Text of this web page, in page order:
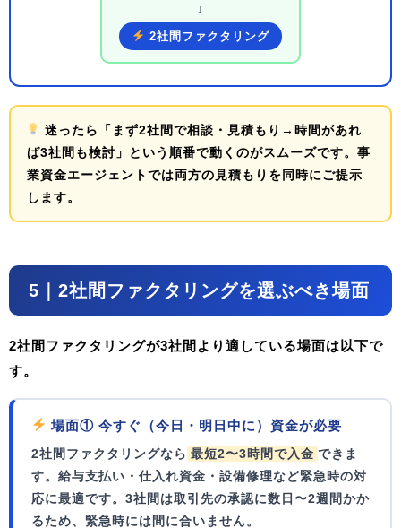
↓
2社間ファクタリング
迷ったら
「まず2社間で相談・見積もり→時間があれ
ば3社間も検討」
という順番で動くのがスムーズです。事
業資金エージェントでは両方の見積もりを同時にご提示
します。
5｜2社間ファクタリングを選ぶべき場面
2社間ファクタリングが3社間より適している場面は以下で
す。
場面① 今すぐ（今日・明日中に）資金が必要
2社間ファクタリングなら 最短2〜3時間で入金 できま
す。給与支払い・仕入れ資金・設備修理など緊急時の対
応に最適です。3社間は取引先の承認に数日〜2週間かか
るため、緊急時には間に合いません。